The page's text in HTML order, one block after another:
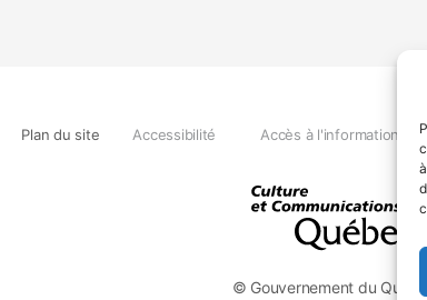
© Gouvernement du
Plan du site Accessibilité Accès à l'information